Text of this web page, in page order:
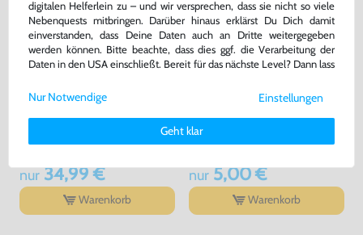
Original Visual Memory Unit /
VMU - Memory Card #weiß
sehr guter Zustand, gebraucht
nur34,99 €
Warenkorb
Stromkabel
nur5,00 €
Warenkorb
digitalen Helferlein zu – und wir versprechen, dass sie nicht so viele
Nebenquests mitbringen. Darüber hinaus erklärst Du Dich damit
einverstanden, dass Deine Daten auch an Dritte weitergegeben
werden können. Bitte beachte, dass dies ggf. die Verarbeitung der
Daten in den USA einschließt. Bereit für das nächste Level? Dann lass
Weitere Informationen zu den von uns verwendeten Cookies und
Deinen Rechten als Nutzer findest Du in unsererDaten­schutz­
Impressum.
Einstellungen
Geht klar
Nur Notwendige